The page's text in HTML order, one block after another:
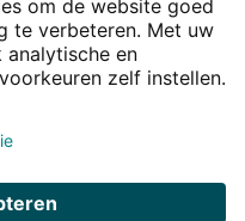
Cookies